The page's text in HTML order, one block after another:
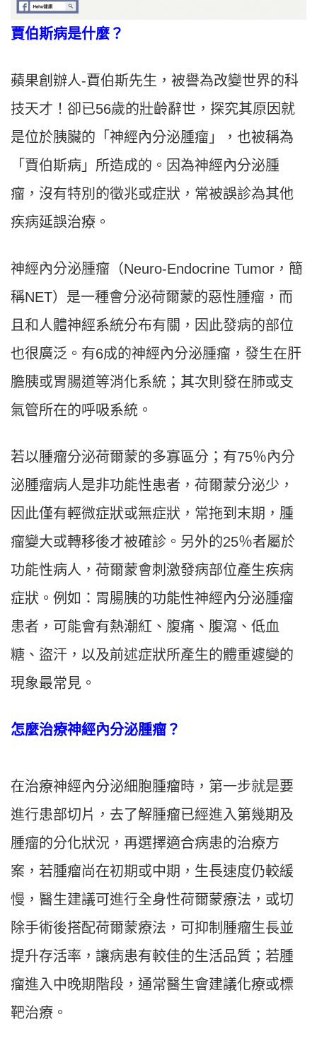
賈伯斯病是什麼？
蘋果創辦人-賈伯斯先生，被譽為改變世界的科
技天才！卻已56歲的壯齡辭世，探究其原因就
是位於胰臟的「神經內分泌腫瘤」，也被稱為
「賈伯斯病」所造成的。因為神經內分泌腫
瘤，沒有特別的徵兆或症狀，常被誤診為其他
疾病延誤治療。
神經內分泌腫瘤（Neuro-Endocrine Tumor，簡
稱NET）是一種會分泌荷爾蒙的惡性腫瘤，而
且和人體神經系統分布有關，因此發病的部位
也很廣泛。有6成的神經內分泌腫瘤，發生在肝
膽胰或胃腸道等消化系統；其次則發在肺或支
氣管所在的呼吸系統。
若以腫瘤分泌荷爾蒙的多寡區分；有75％內分
泌腫瘤病人是非功能性患者，荷爾蒙分泌少，
因此僅有輕微症狀或無症狀，常拖到末期，腫
瘤變大或轉移後才被確診。另外的25％者屬於
功能性病人，荷爾蒙會刺激發病部位產生疾病
症狀。例如：胃腸胰的功能性神經內分泌腫瘤
患者，可能會有熱潮紅、腹痛、腹瀉、低血
糖、盜汗，以及前述症狀所產生的體重遽變的
現象最常見。
怎麼治療神經內分泌腫瘤？
在治療神經內分泌細胞腫瘤時，第一步就是要
進行患部切片，去了解腫瘤已經進入第幾期及
腫瘤的分化狀況，再選擇適合病患的治療方
案，若腫瘤尚在初期或中期，生長速度仍較緩
慢，醫生建議可進行全身性荷爾蒙療法，或切
除手術後搭配荷爾蒙療法，可抑制腫瘤生長並
提升存活率，讓病患有較佳的生活品質；若腫
瘤進入中晚期階段，通常醫生會建議化療或標
靶治療。